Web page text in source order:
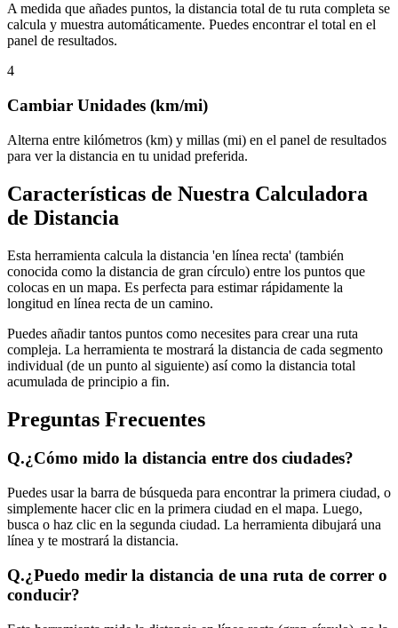
A medida que añades puntos, la distancia total de tu ruta completa se
calcula y muestra automáticamente. Puedes encontrar el total en el
panel de resultados.
4
Cambiar Unidades (km/mi)
Alterna entre kilómetros (km) y millas (mi) en el panel de resultados
para ver la distancia en tu unidad preferida.
Características de Nuestra Calculadora
de Distancia
Esta herramienta calcula la distancia 'en línea recta' (también
conocida como la distancia de gran círculo) entre los puntos que
colocas en un mapa. Es perfecta para estimar rápidamente la
longitud en línea recta de un camino.
Puedes añadir tantos puntos como necesites para crear una ruta
compleja. La herramienta te mostrará la distancia de cada segmento
individual (de un punto al siguiente) así como la distancia total
acumulada de principio a fin.
Preguntas Frecuentes
Q.¿Cómo mido la distancia entre dos ciudades?
Puedes usar la barra de búsqueda para encontrar la primera ciudad, o
simplemente hacer clic en la primera ciudad en el mapa. Luego,
busca o haz clic en la segunda ciudad. La herramienta dibujará una
línea y te mostrará la distancia.
Q.¿Puedo medir la distancia de una ruta de correr o
conducir?